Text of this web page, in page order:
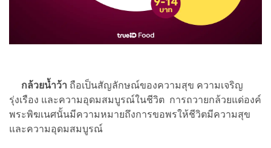
กล้วยน้ำว้า ถือเป็นสัญลักษณ์ของความสุข ความเจริญ
รุ่งเรือง และความอุดมสมบูรณ์ในชีวิต การถวายกล้วยแด่องค์
พระพิฆเนศนั้นมีความหมายถึงการขอพรให้ชีวิตมีความสุข
และความอุดมสมบูรณ์